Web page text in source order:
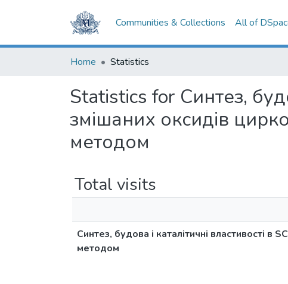
Communities & Collections All of
Home Statistics
Statistics for Синтез,
змішаних оксидів
методом
Total visits
Синтез, будова і каталітичні властивості
методом